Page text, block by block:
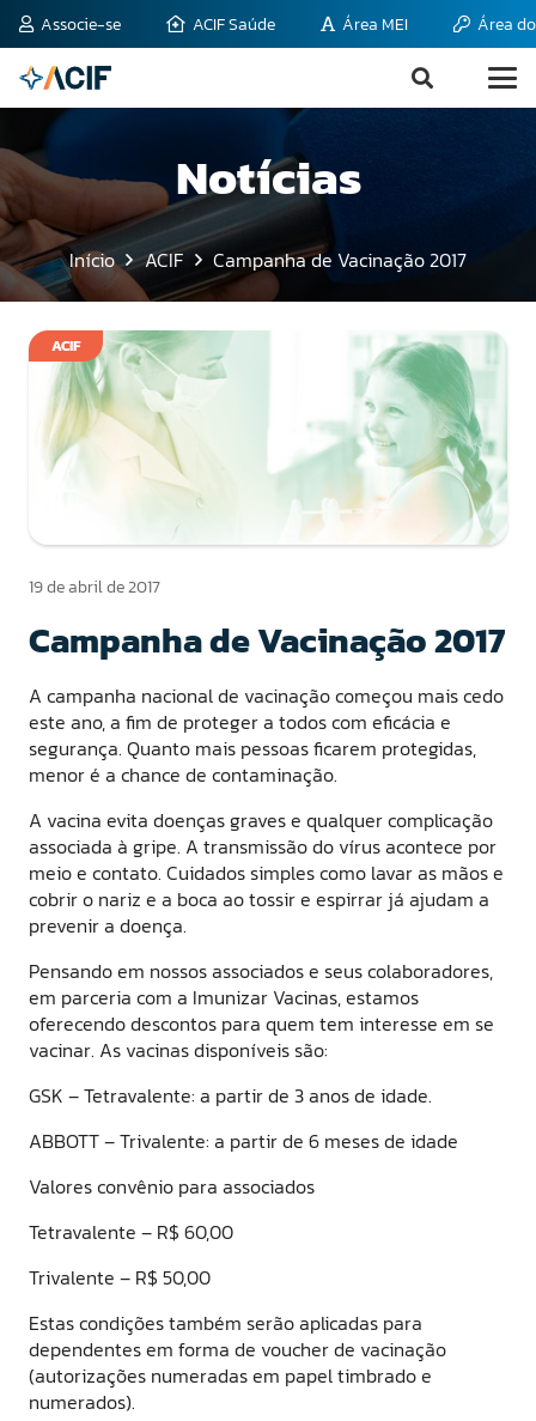
Associe-se ACIF Saúde Área MEI Área
Notícias
Início ACIF Campanha de Vacinação 2017
ACIF
19 de abril de 2017
Campanha de Vacinação 2017
A campanha nacional de vacinação começou mais cedo
este ano, a fim de proteger a todos com eficácia e
segurança. Quanto mais pessoas ficarem protegidas,
menor é a chance de contaminação.
A vacina evita doenças graves e qualquer complicação
associada à gripe. A transmissão do vírus acontece por
meio e contato. Cuidados simples como lavar as mãos e
cobrir o nariz e a boca ao tossir e espirrar já ajudam a
prevenir a doença.
Pensando em nossos associados e seus colaboradores,
em parceria com a Imunizar Vacinas, estamos
oferecendo descontos para quem tem interesse em se
vacinar. As vacinas disponíveis são:
GSK – Tetravalente: a partir de 3 anos de idade.
ABBOTT – Trivalente: a partir de 6 meses de idade
Valores convênio para associados
Tetravalente – R$ 60,00
Trivalente – R$ 50,00
Estas condições também serão aplicadas para
dependentes em forma de voucher de vacinação
(autorizações numeradas em papel timbrado e
numerados).